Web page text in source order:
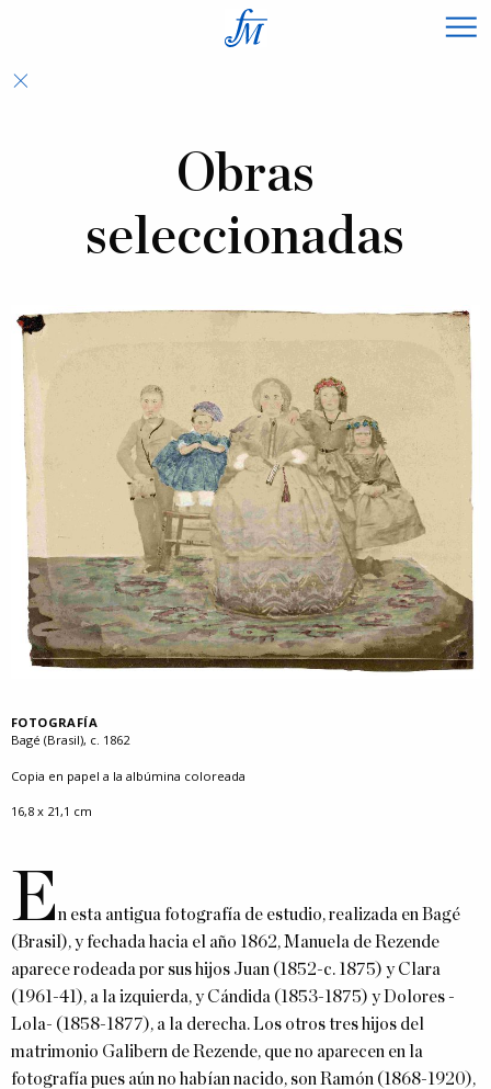
×
Obras
seleccionadas
FOTOGRAFÍA
Bagé (Brasil), c. 1862
Copia en papel a la albúmina coloreada
16,8 x 21,1 cm
En esta antigua fotografía de estudio, realizada en Bagé
(Brasil), y fechada hacia el año 1862, Manuela de Rezende
aparece rodeada por sus hijos Juan (1852-c. 1875) y Clara
(1961-41), a la izquierda, y Cándida (1853-1875) y Dolores -
Lola- (1858-1877), a la derecha. Los otros tres hijos del
matrimonio Galibern de Rezende, que no aparecen en la
fotografía pues aún no habían nacido, son Ramón (1868-1920),